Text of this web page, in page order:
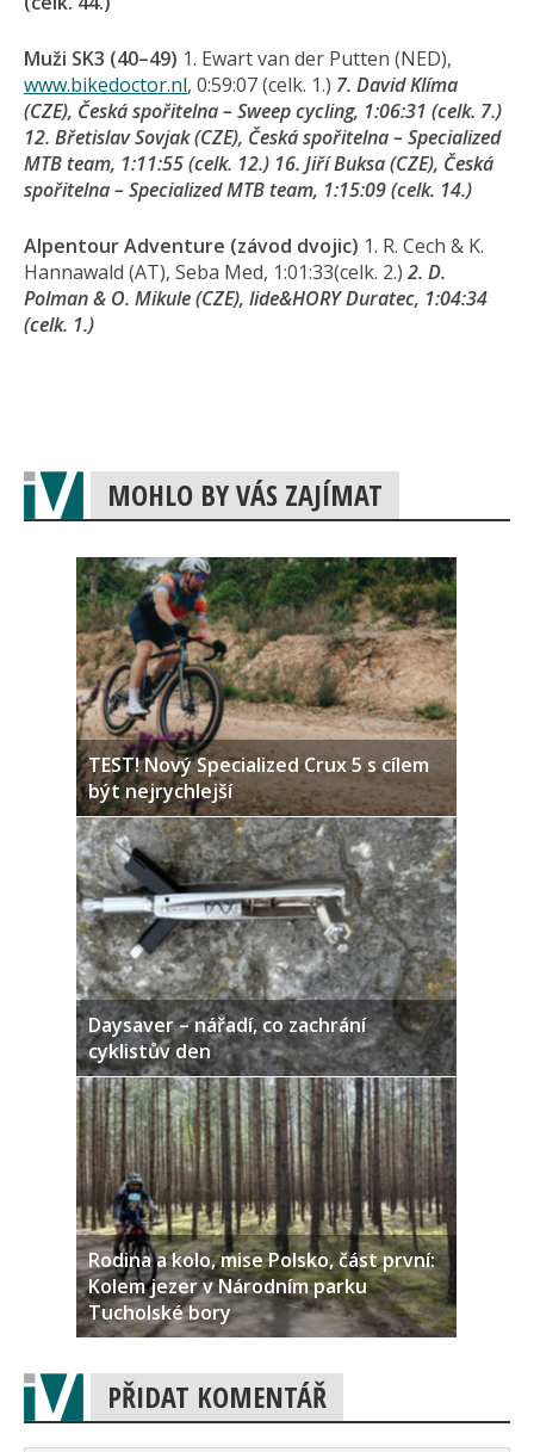
Muži SK3 (40–49) 1. Ewart van der Putten (NED),
www.bikedoctor.nl, 0:59:07 (celk. 1.) 7. David Klíma
(CZE), Česká spořitelna – Sweep cycling, 1:06:31 (celk. 7.)
12. Břetislav Sovjak (CZE), Česká spořitelna – Specialized
MTB team, 1:11:55 (celk. 12.) 16. Jiří Buksa (CZE), Česká
spořitelna – Specialized MTB team, 1:15:09 (celk. 14.)
Alpentour Adventure (závod dvojic) 1. R. Cech & K.
Hannawald (AT), Seba Med, 1:01:33(celk. 2.) 2. D.
Polman & O. Mikule (CZE), lide&HORY Duratec, 1:04:34
(celk. 1.)
MOHLO BY VÁS ZAJÍMAT
TEST! Nový Specialized Crux 5 s cílem
být nejrychlejší
Daysaver – nářadí, co zachrání
cyklistův den
Rodina a kolo, mise Polsko, část první:
Kolem jezer v Národním parku
Tucholské bory
PŘIDAT KOMENTÁŘ